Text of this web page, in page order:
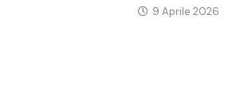
9 Aprile 2026